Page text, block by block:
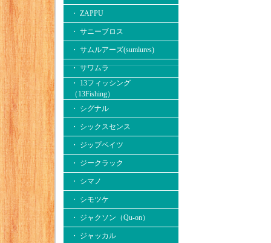
・ ZAPPU
・ サニーブロス
・ サムルアーズ(sumlures)
・ サワムラ
・ 13フィッシング
（13Fishing）
・ シグナル
・ シックスセンス
・ ジップベイツ
・ ジークラック
・ シマノ
・ シモツケ
・ ジャクソン（Qu-on）
・ ジャッカル